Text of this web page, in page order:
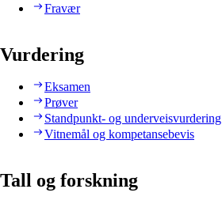
Fravær
Vurdering
Eksamen
Prøver
Standpunkt- og underveisvurdering
Vitnemål og kompetansebevis
Tall og forskning